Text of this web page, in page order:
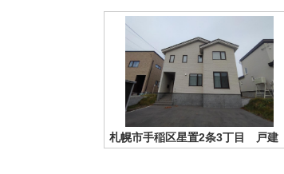
札幌市手稲区星置2条3丁目 戸建